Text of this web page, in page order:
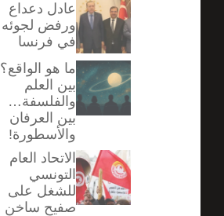
عادل دعداع
ورفض لجوئه
في فرنسا
ما هو الواقع؟
بين العلم
والفلسفة…
بين العرفان
والأسطورة!
الاتحاد العام
التونسي
للشغل على
صفيح ساخن